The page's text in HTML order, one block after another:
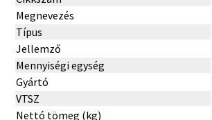
Megnevezés
Típus
Jellemző
Mennyiségi egység
Gyártó
VTSZ
Nettó tömeg (kg)